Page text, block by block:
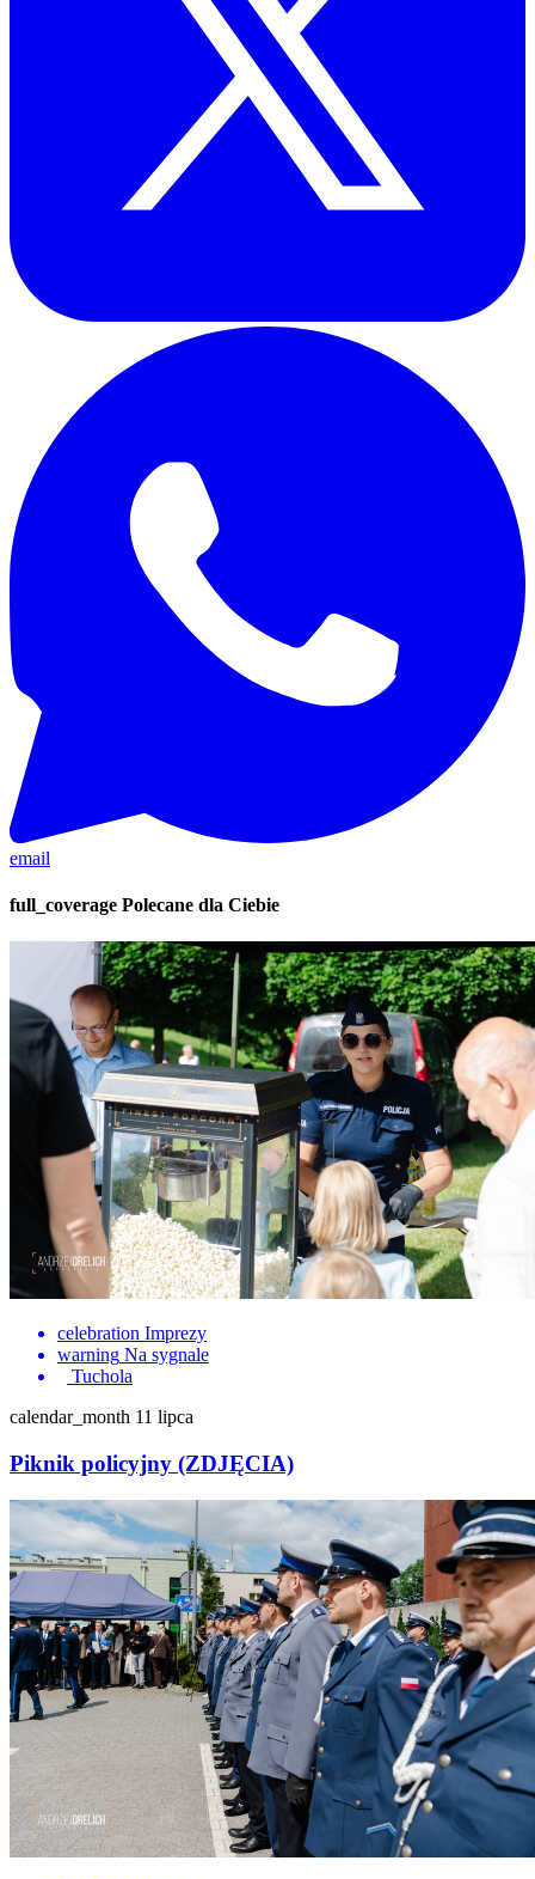
email
full_coverage Polecane dla Ciebie
celebration Imprezy
warning Na sygnale
Tuchola
calendar_month 11 lipca
Piknik policyjny (ZDJĘCIA)